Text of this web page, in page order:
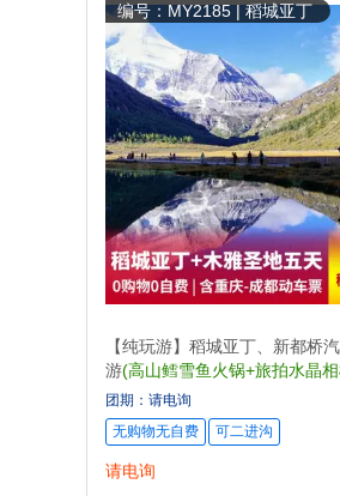
编号：MY2185 | 稻城亚丁
【纯玩游】稻城亚丁、新都桥
游(高山鳕雪鱼火锅+旅拍水晶
照片)
团期：请电询
无购物无自费
可二进沟
请电询